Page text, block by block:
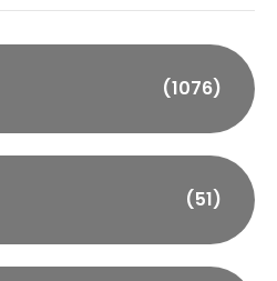
(1076)
(51)